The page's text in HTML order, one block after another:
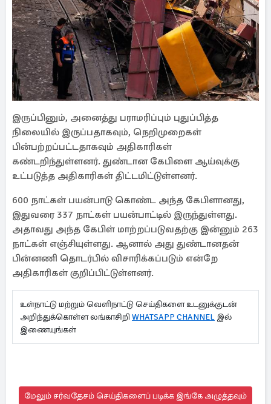
இருப்பினும், அனைத்து பராமரிப்பும் புதுப்பித்த
நிலையில் இருப்பதாகவும், நெறிமுறைகள்
பின்பற்றப்பட்டதாகவும் அதிகாரிகள்
கண்டறிந்துள்ளனர். துண்டான கேபிளை ஆய்வுக்கு
உட்படுத்த அதிகாரிகள் திட்டமிட்டுள்ளனர்.
600 நாட்கள் பயன்பாடு கொண்ட அந்த கேபிளானது,
இதுவரை 337 நாட்கள் பயன்பாட்டில் இருந்துள்ளது.
அதாவது அந்த கேபிள் மாற்றப்படுவதற்கு இன்னும் 263
நாட்கள் எஞ்சியுள்ளது. ஆனால் அது துண்டானதன்
பின்னணி தொடர்பில் விசாரிக்கப்படும் என்றே
அதிகாரிகள் குறிப்பிட்டுள்ளனர்.
உள்நாட்டு மற்றும் வெளிநாட்டு செய்திகளை உடனுக்குடன்
அறிந்துக்கொள்ள லங்காசிறி WHATSAPP CHANNEL இல்
இணையுங்கள்
மேலும் சர்வதேசம் செய்திகளைப் படிக்க இங்கே அழுத்தவும்